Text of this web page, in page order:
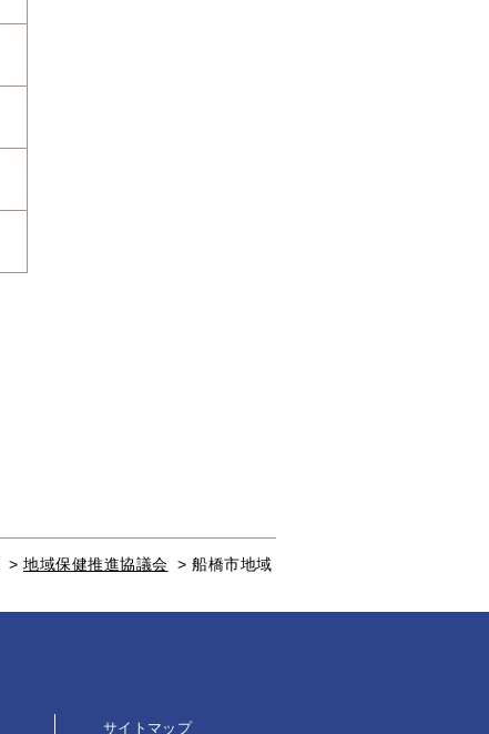
> 地域保健推進協議会 > 船橋市地域
サイトマップ